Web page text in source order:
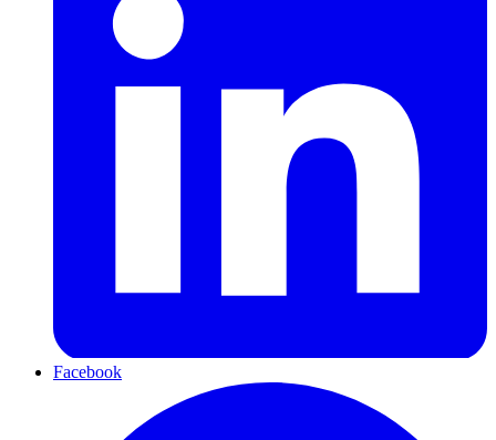
Facebook